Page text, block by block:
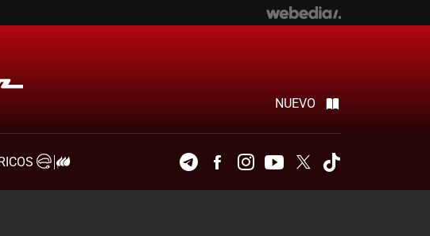
NUEVO
TelegramFacebookInstagramYoutubeTwitter